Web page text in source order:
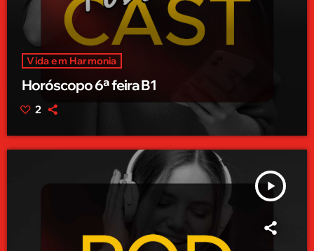
Vida em Harmonia
Horóscopo 6ª feira B1
2
play_arrow